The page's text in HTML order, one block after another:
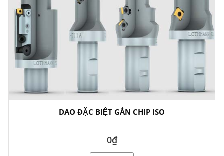
DAO ĐẶC BIỆT GẮN CHIP ISO
0₫